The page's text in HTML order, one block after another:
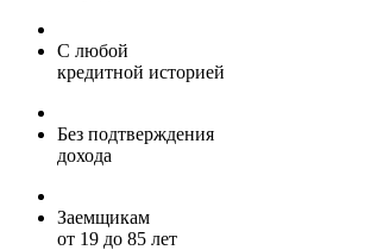
С любой
кредитной историей
Без подтверждения
дохода
Заемщикам
от 19 до 85 лет